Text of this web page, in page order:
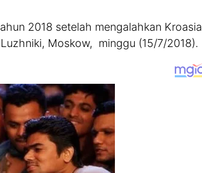
2018 setelah mengalahkan Kroasia
Moskow, minggu (15/7/2018).